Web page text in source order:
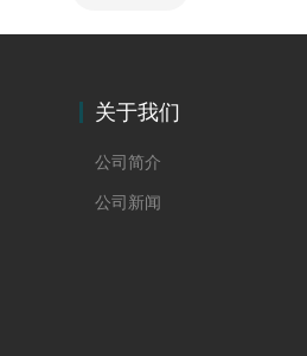
关于我们
公司简介
公司新闻